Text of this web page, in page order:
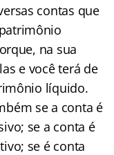
contas que
na sua
e você terá de
líquido.
se a conta é
se a conta é
se é conta